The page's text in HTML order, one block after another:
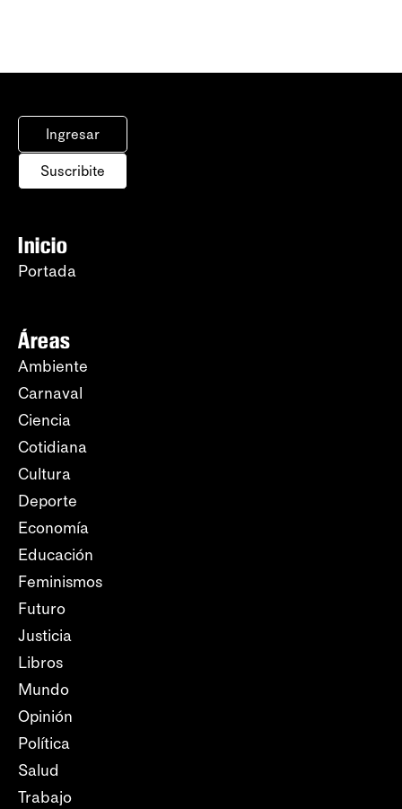
Ingresar
Suscribite
Inicio
Portada
Áreas
Ambiente
Carnaval
Ciencia
Cotidiana
Cultura
Deporte
Economía
Educación
Feminismos
Futuro
Justicia
Libros
Mundo
Opinión
Política
Salud
Trabajo